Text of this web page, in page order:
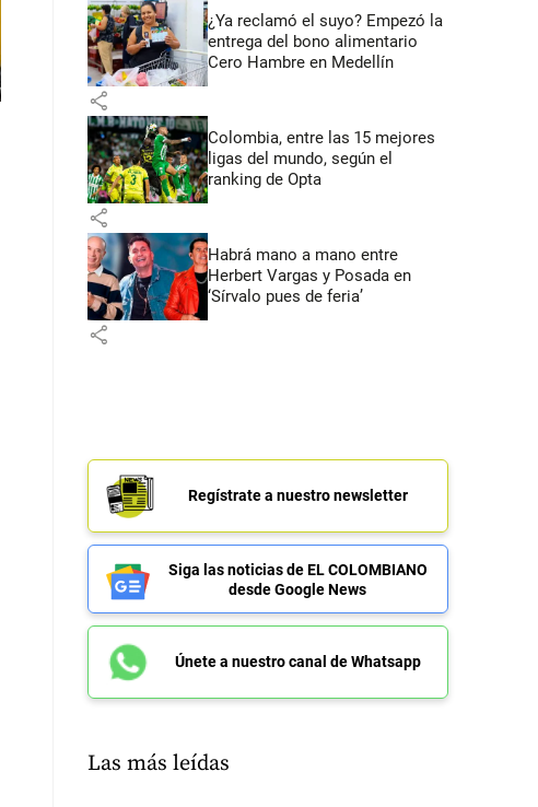
¿Ya reclamó el suyo? Empezó la
entrega del bono alimentario
Cero Hambre en Medellín
share
Colombia, entre las 15 mejores
ligas del mundo, según el
ranking de Opta
share
Habrá mano a mano entre
Herbert Vargas y Posada en
‘Sírvalo pues de feria’
share
Regístrate a nuestro newsletter
Siga las noticias de EL COLOMBIANO
desde Google News
Únete a nuestro canal de Whatsapp
Las más leídas